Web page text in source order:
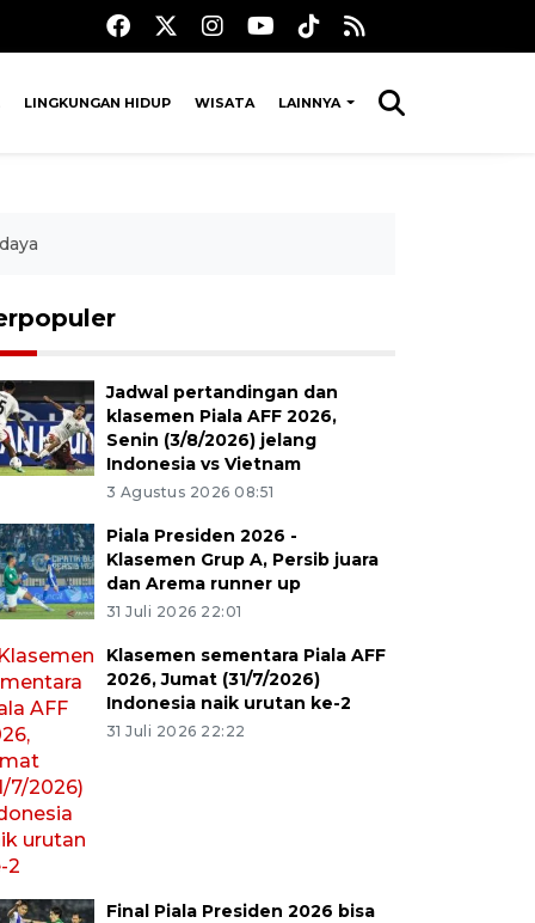
LINGKUNGAN HIDUP WISATA LAINNYA
Jadwal pertandingan dan
klasemen Piala AFF 2026,
Senin (3/8/2026) jelang
Indonesia vs Vietnam
3 Agustus 2026 08:51
Piala Presiden 2026 -
Klasemen Grup A, Persib juara
dan Arema runner up
31 Juli 2026 22:01
Klasemen sementara Piala AFF
2026, Jumat (31/7/2026)
Indonesia naik urutan ke-2
31 Juli 2026 22:22
Final Piala Presiden 2026 bisa